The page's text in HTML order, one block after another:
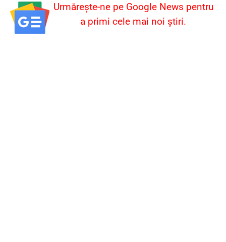
Urmărește-ne pe Google News pentru
a primi cele mai noi știri.